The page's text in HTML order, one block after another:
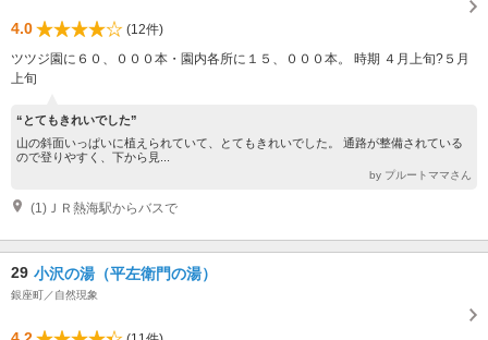
4.0
(12件)
ツツジ園に６０、０００本・園内各所に１５、０００本。 時期 ４月上旬?５月
上旬
“とてもきれいでした”
山の斜面いっぱいに植えられていて、とてもきれいでした。 通路が整備されている
ので登りやすく、下から見...
by プルートママさん
(1)ＪＲ熱海駅からバスで
29 小沢の湯（平左衛門の湯）
銀座町／自然現象